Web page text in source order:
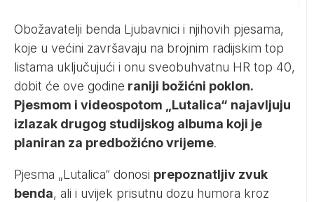
Obožavatelji benda Ljubavnici i njihovih pjesama,
koje u većini završavaju na brojnim radijskim top
listama uključujući i onu sveobuhvatnu HR top 40,
dobit će ove godine raniji božićni poklon.
Pjesmom i videospotom „Lutalica“ najavljuju
izlazak drugog studijskog albuma koji je
planiran za predbožićno vrijeme.
Pjesma „Lutalica“ donosi prepoznatljiv zvuk
benda, ali i uvijek prisutnu dozu humora kroz